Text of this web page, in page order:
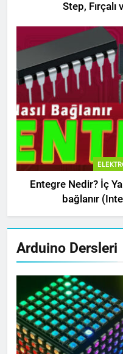
Step, Fırçalı
Entegre Nedir? İç
bağlanır
Arduino Dersleri